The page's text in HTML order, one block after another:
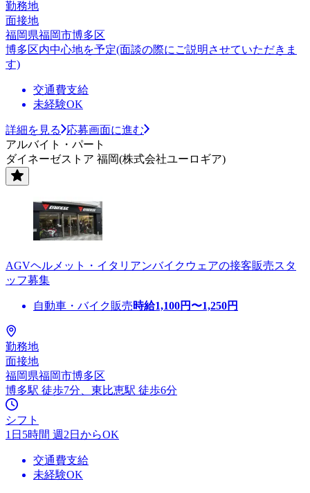
勤務地
面接地
福岡県福岡市博多区
博多区内中心地を予定(面談の際にご説明させていただきま
す)
交通費支給
未経験OK
詳細を見る
応募画面に進む
アルバイト・パート
ダイネーゼストア 福岡(株式会社ユーロギア)
AGVヘルメット・イタリアンバイクウェアの接客販売スタ
ッフ募集
自動車・バイク販売時給1,100円〜1,250円
勤務地
面接地
福岡県福岡市博多区
博多駅 徒歩7分、東比恵駅 徒歩6分
シフト
1日5時間 週2日からOK
交通費支給
未経験OK